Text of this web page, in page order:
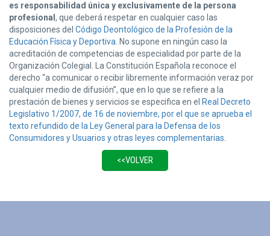
es responsabilidad única y exclusivamente de la persona
profesional , que deberá respetar en cualquier caso las
disposiciones del Código Deontológico de la Profesión de la
Educación Física y Deportiva . No supone en ningún caso la
acreditación de competencias de especialidad por parte de la
Organización Colegial. La Constitución Española reconoce el
derecho “a comunicar o recibir libremente información veraz por
cualquier medio de difusión”, que en lo que se refiere a la
prestación de bienes y servicios se especifica en el Real Decreto
Legislativo 1/2007, de 16 de noviembre, por el que se aprueba el
texto refundido de la Ley General para la Defensa de los
Consumidores y Usuarios y otras leyes complementarias